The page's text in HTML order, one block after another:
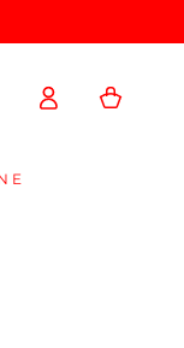
Accedi Carello